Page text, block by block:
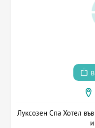
Луксозен Спа Хотел